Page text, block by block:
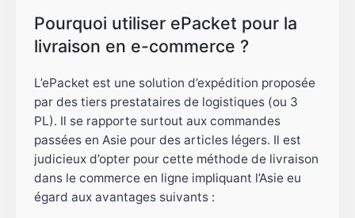
Pourquoi utiliser ePacket pour la
livraison en e-commerce ?
L’ePacket est une solution d’expédition proposée
par des tiers prestataires de logistiques (ou 3
PL). Il se rapporte surtout aux commandes
passées en Asie pour des articles légers. Il est
judicieux d’opter pour cette méthode de livraison
dans le commerce en ligne impliquant l’Asie eu
égard aux avantages suivants :